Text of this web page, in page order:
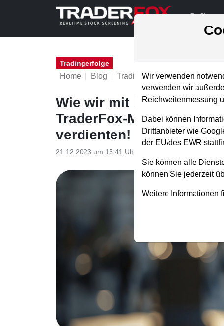
Tradingerfolge
Home Blog Tradingerfolge
Wie wir mit IONOS (+28
TraderFox-Musterdepot
verdienten!
21.12.2023 um 15:41 Uhr
Wir verwenden
verwenden wir
Reichweitenmessung
Dabei können
Drittanbieter wie
der EU/des EWR
Sie können alle
können Sie jederzeit
Weitere Informationen